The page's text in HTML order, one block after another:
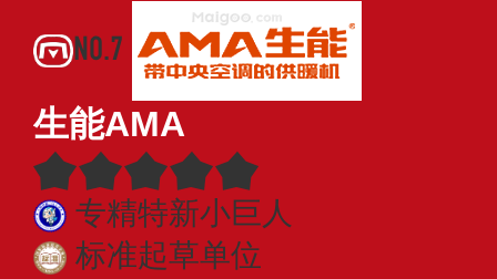
NO.7
生能AMA
专精特新小巨人
标准起草单位